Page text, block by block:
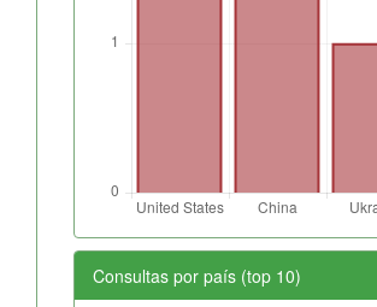
Consultas por país (top 10)